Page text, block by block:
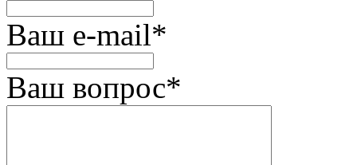
Ваш e-mail*
Ваш вопрос*